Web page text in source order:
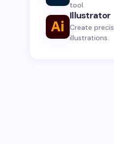
tool.
Illustrator
Create
illustrations.